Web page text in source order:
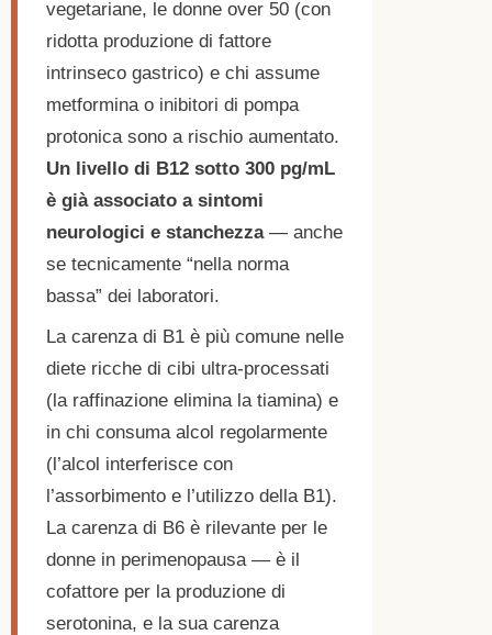
vegetariane, le donne over 50 (con
ridotta produzione di fattore
intrinseco gastrico) e chi assume
metformina o inibitori di pompa
protonica sono a rischio aumentato.
Un livello di B12 sotto 300 pg/mL
è già associato a sintomi
neurologici e stanchezza— anche
se tecnicamente “nella norma
bassa” dei laboratori.
La carenza di B1 è più comune nelle
diete ricche di cibi ultra-processati
(la raffinazione elimina la tiamina) e
in chi consuma alcol regolarmente
(l’alcol interferisce con
l’assorbimento e l’utilizzo della B1).
La carenza di B6 è rilevante per le
donne in perimenopausa — è il
cofattore per la produzione di
serotonina, e la sua carenza